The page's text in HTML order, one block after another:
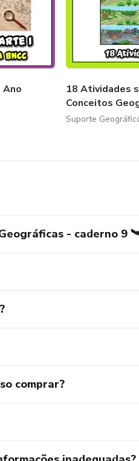
Ano
18 Atividades
Conceitos
Suporte
- caderno 9
comprar?